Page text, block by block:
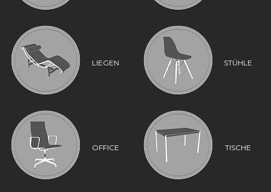
LIEGEN STÜHLE
OFFICE TISCHE